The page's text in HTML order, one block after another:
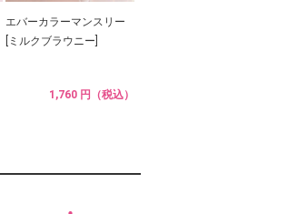
エバーカラーマンスリー
[ミルクブラウニー]
1,760 円（税込）